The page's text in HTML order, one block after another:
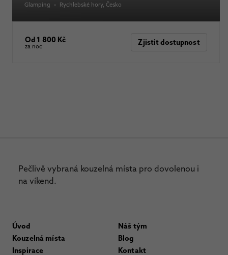
Glamping • Rychlebské hory, Česko
Od 1 800 Kč
za noc Zjistit dostupnost
Pečlivě vybraná kouzelná místa pro dovolenou i
na víkend.
Úvod
Kouzelná místa
Inspirace
Náš tým
Blog
Kontakt